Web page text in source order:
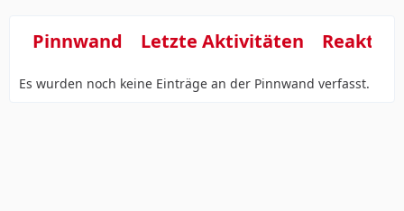
Pinnwand Letzte Aktivitäten
Es wurden noch keine Einträge an der Pinnwand verfasst.